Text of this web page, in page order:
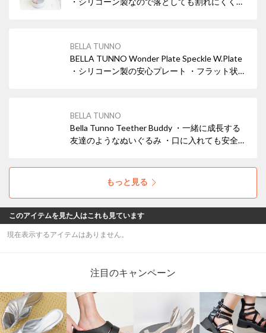
BELLA TUNNO
BELLA TUNNO Wonder Plate Speckle W.Plate
・シリコーン製の安心プレート ・フラット状の
BELLA TUNNO
Bella Tunno Teether Buddy ・一緒に成長する
友達のようなぬいぐるみ ・口に入れても安全な
もっと見る
このアイテムを見た人はこれも見ています
現在表示するアイテムはありません。
注目のキャンペーン